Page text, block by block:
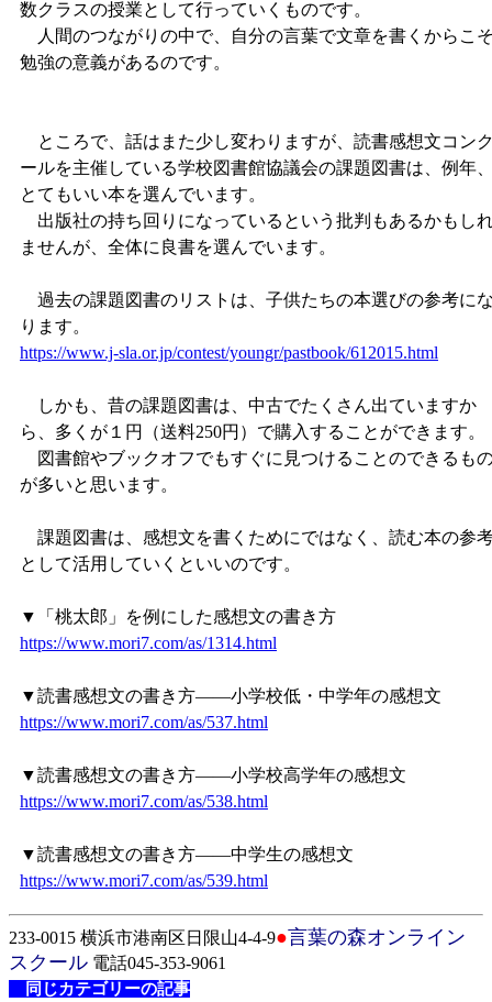
数クラスの授業として行っていくものです。
人間のつながりの中で、自分の言葉で文章を書くからこ
勉強の意義があるのです。
ところで、話はまた少し変わりますが、読書感想文コン
ールを主催している学校図書館協議会の課題図書は、例年
とてもいい本を選んでいます。
出版社の持ち回りになっているという批判もあるかもし
ませんが、全体に良書を選んでいます。
過去の課題図書のリストは、子供たちの本選びの参考に
ります。
https://www.j-sla.or.jp/contest/youngr/pastbook/612015.html
しかも、昔の課題図書は、中古でたくさん出ていますか
ら、多くが１円（送料250円）で購入することができます。
図書館やブックオフでもすぐに見つけることのできるも
が多いと思います。
課題図書は、感想文を書くためにではなく、読む本の参
として活用していくといいのです。
▼「桃太郎」を例にした感想文の書き方
https://www.mori7.com/as/1314.html
▼読書感想文の書き方——小学校低・中学年の感想文
https://www.mori7.com/as/537.html
▼読書感想文の書き方——小学校高学年の感想文
https://www.mori7.com/as/538.html
▼読書感想文の書き方——中学生の感想文
https://www.mori7.com/as/539.html
233-0015 横浜市港南区日限山4-4-9●言葉の森オンライン
スクール 電話045-353-9061
同じカテゴリーの記事